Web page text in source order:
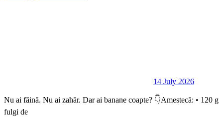
14 July 2026
Nu ai făină. Nu ai zahăr. Dar ai banane coapte? 👇Amestecă: • 120 g
fulgi de